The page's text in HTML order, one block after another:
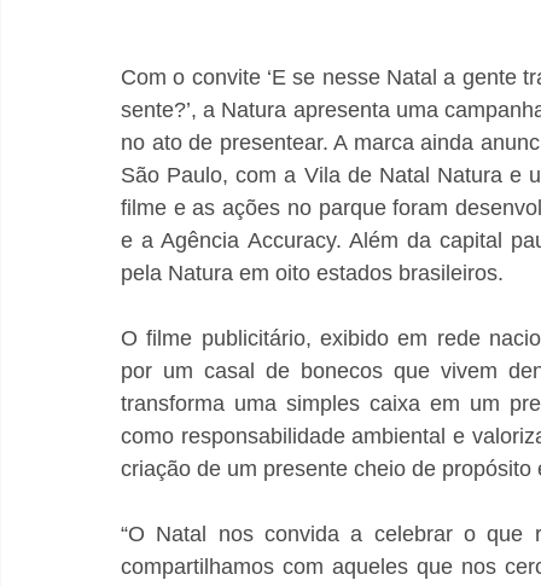
Com o convite ‘E se nesse Natal a gente
sente?’, a Natura apresenta uma
no ato de presentear. A marca ainda
São Paulo, com a Vila de Natal Natura e
filme e as ações no parque foram
e a Agência Accuracy. Além da capital
pela Natura em oito estados brasileiros.
O filme publicitário, exibido em rede
por um casal de bonecos que vivem
transforma uma simples caixa em um
como responsabilidade ambiental e
criação de um presente cheio de
“O Natal nos convida a celebrar o que
compartilhamos com aqueles que nos